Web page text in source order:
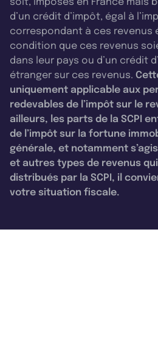
soit, imposés en France mais
d’un crédit d’impôt, égal à
correspondant à ces revenus
condition que ces revenus
dans leur pays ou d’un crédit
étranger sur ces revenus.
uniquement applicable aux
redevables de l’impôt sur le
ailleurs, les parts de la SCPI
de l’impôt sur la fortune
générale, et notamment
et autres types de revenus
distribués par la SCPI, il
votre situation fiscale.